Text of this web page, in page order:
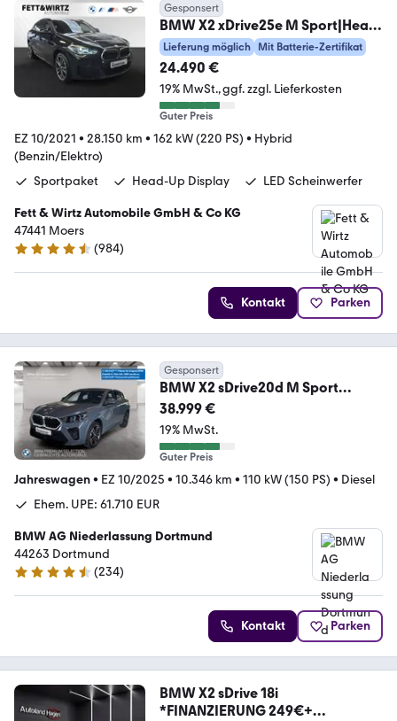
Gesponsert
BMW X2 xDrive25e M Sport|Head-
Up|HiFi|Parkassistent
Lieferung möglich Mit Batterie-Zertifikat
24.490 €
19% MwSt. ggf. zzgl. Lieferkosten
Guter Preis
EZ 10/2021 • 28.150 km • 162 kW (220 PS) • Hybrid
(Benzin/Elektro)
Sportpaket
Head-Up Display LED Scheinwerfer
Fett & Wirtz Automobile GmbH & Co KG
47441 Moers
4.4 Sterne
(984)
Kontakt Parken
Gesponsert
BMW X2 sDrive20d M Sport
Driv.Assist.Prof Head-Up
38.999 €
19% MwSt.
Guter Preis
Jahreswagen• EZ 10/2025 • 10.346 km • 110 kW (150 PS) • Diesel
Ehem. UPE: 61.710 EUR
BMW AG Niederlassung Dortmund
44263 Dortmund
4.4 Sterne
(234)
Kontakt Parken
BMW X2 sDrive 18i
*FINANZIERUNG 249€+